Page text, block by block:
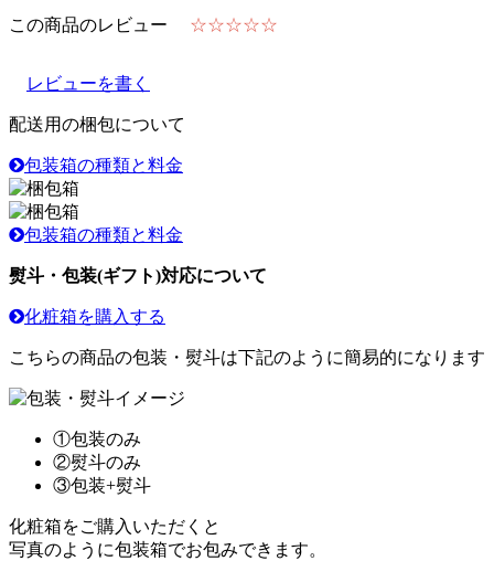
この商品のレビュー ☆☆☆☆☆
レビューを書く
配送用の梱包について
包装箱の種類と料金
包装箱の種類と料金
熨斗・包装(ギフト)対応について
化粧箱を購入する
こちらの商品の包装・熨斗は下記のように簡易的になります
①包装のみ
②熨斗のみ
③包装+熨斗
化粧箱をご購入いただくと
写真のように包装箱でお包みできます。